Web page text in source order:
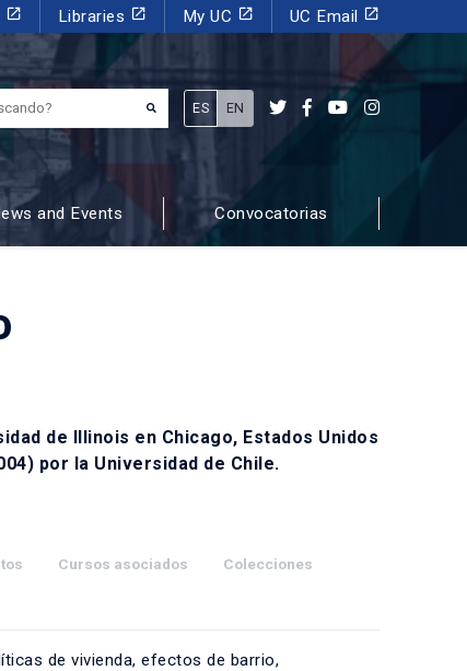
launch Libraries launch My UC launch UC Email launch
estás buscando?
ES EN
and Events Convocatorias
de Illinois en Chicago, Estados Unidos
por la Universidad de Chile.
Cursos asociados Colecciones
de vivienda, efectos de barrio,